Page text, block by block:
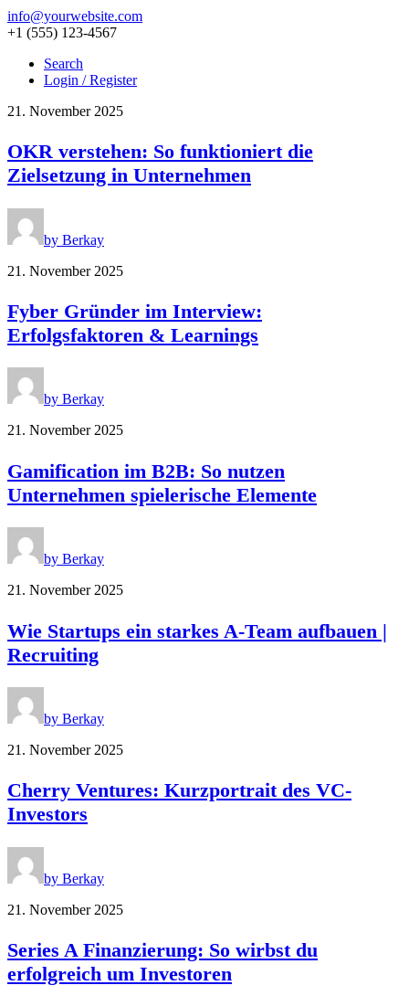
info@yourwebsite.com
+1 (555) 123-4567
Search
Login / Register
21. November 2025
OKR verstehen: So funktioniert die
Zielsetzung in Unternehmen
by Berkay
21. November 2025
Fyber Gründer im Interview:
Erfolgsfaktoren & Learnings
by Berkay
21. November 2025
Gamification im B2B: So nutzen
Unternehmen spielerische Elemente
by Berkay
21. November 2025
Wie Startups ein starkes A-Team aufbauen |
Recruiting
by Berkay
21. November 2025
Cherry Ventures: Kurzportrait des VC-
Investors
by Berkay
21. November 2025
Series A Finanzierung: So wirbst du
erfolgreich um Investoren